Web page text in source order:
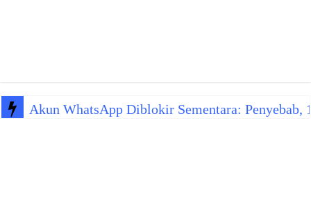
Akun WhatsApp Diblokir Sementara: